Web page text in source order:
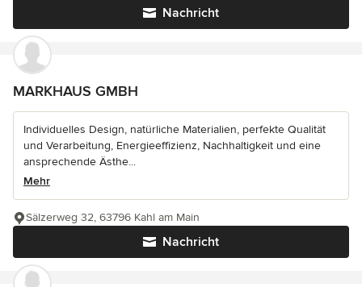
Nachricht
MARKHAUS GMBH
Individuelles Design, natürliche Materialien, perfekte Qualität
und Verarbeitung, Energieeffizienz, Nachhaltigkeit und eine
ansprechende Ästhe...
Mehr
Nachricht
Sälzerweg 32, 63796 Kahl am Main